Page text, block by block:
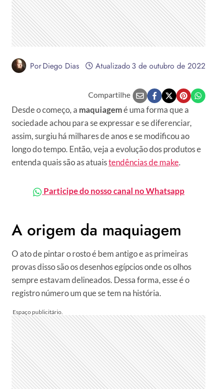
PorDiego Dias Atualizado3 de outubro de 2022
Compartilhe
Desde o começo, a maquiagemé uma forma que a
sociedade achou para se expressar e se diferenciar,
assim, surgiu há milhares de anos e se modificou ao
longo do tempo. Então, veja a evolução dos produtos e
entenda quais são as atuaistendências de make.
Participe do nosso canal no Whatsapp
A origem da maquiagem
O ato de pintar o rosto é bem antigo e as primeiras
provas disso são os desenhos egípcios onde os olhos
sempre estavam delineados. Dessa forma, esse é o
registro número um que se tem na história.